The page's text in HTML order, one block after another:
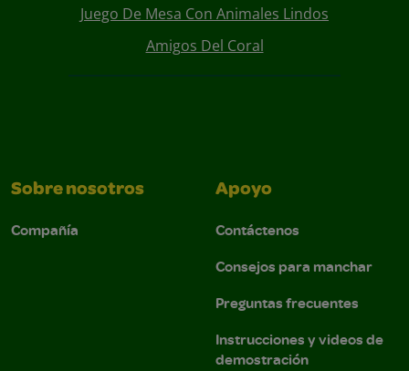
Juego De Mesa Con Animales Lindos
Amigos Del Coral
Sobre nosotros
Compañía
Apoyo
Contáctenos
Consejos para manchar
Preguntas frecuentes
Instrucciones y videos de
demostración